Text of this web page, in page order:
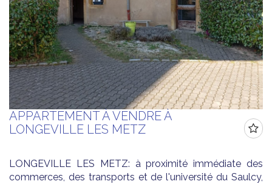
APPARTEMENT À VENDRE À
LONGEVILLE LES METZ
LONGEVILLE LES METZ: à proximité immédiate des
commerces, des transports et de l'université du Saulcy,